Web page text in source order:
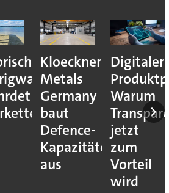
Kloeckner
Metals
Germany
baut
Defence-
Kapazitäten
aus
Digitaler
Warum
jetzt
zum
Vorteil
wird